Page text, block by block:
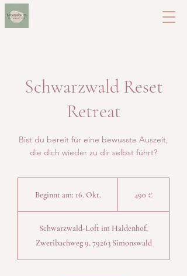
Schwarzwald Reset
Retreat
Bist du bereit für eine bewusste Auszeit,
die dich wieder zu dir selbst führt?
Beginnt am: 16. Okt.
e
g
490 €
Schwarzwald-Loft im Haldenhof,
Zweribachweg 9, 79263 Simonswald